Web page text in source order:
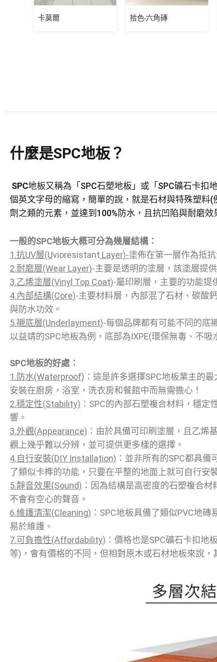
卡莫爾 拾色-六角磚
什麼是SPC地板？
SPC地板又稱為「SPC石塑地板」或「SPC礦石卡
個英文字母的縮寫，簡單的說，就是石材與特殊塑料
劑之類的元素，並達到100%防水，且抗凹陷與耐磨效
一般的SPC地板大概可分為幾層結構：
1.抗UV層(Uvioresistant Layer)-塗佈在第一層作為抵
2.耐磨層(Wear Layer)-主要是透明的塗層，該塗層提
3.乙烯塗層(Vinyl Top Coat)-屬印刷層，主要的功能提
4.內部結構(Core)-主要材料層，內部混了石材、碳酸
與防水功效。
5.襯底層(Underlayment)-每個品牌都有可能不同的底
以益靖的SPC地板為例，底部為IXPE(環保無毒、不
SPC地板的好處：
1.防水(Waterproof) ：這是許多選擇SPC地板業主的
安裝在廚房，浴室，洗衣房和餐館中而無需擔心！
2.穩定性(Stability) ：SPC的內部石塑複合材料，穩
響。
3.外觀(Appearance) ：由於具備可印刷塗層，且乙烯
觀上幾乎難以分辨，並可提供更多樣的選擇。
4.自行安裝(DIY Installation) ：並非所有的SPC都具
了類似卡榫的功能，只要在平整的地面上就可自行安
5.靜音效果(Sound) ：因為結構是高密度的石塑複合
不會有空心的聲音。
6.維護清潔(Cleaning) ：SPC地板具備了類似PVC地
易於維護。
7.可負擔性(Affordability) ：價格也是SPC礦石卡扣地
等)，會有價格的不同，但相對原木或石材地板來說